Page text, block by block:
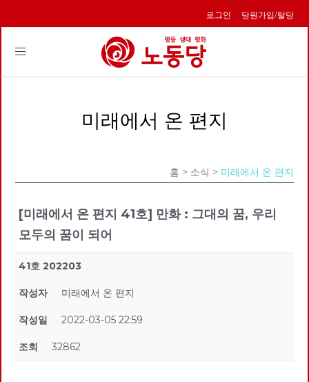
로그인 당원가입/탈당
Toggle
미래에서 온 편지
홈 > 소식 > 미래에서 온 편지
[미래에서 온 편지 41호] 만화 : 그대의 꿈, 우리
모두의 꿈이 되어
41호 202203
작성자 미래에서 온 편지
작성일 2022-03-05 22:59
조회 32862